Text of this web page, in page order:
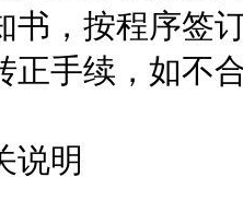
书，按程序签
正手续，如不
明